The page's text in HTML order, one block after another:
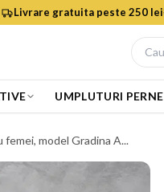
Livrare gratuita peste 250 lei
UMPLUTURI PERNE
model Gradina A...